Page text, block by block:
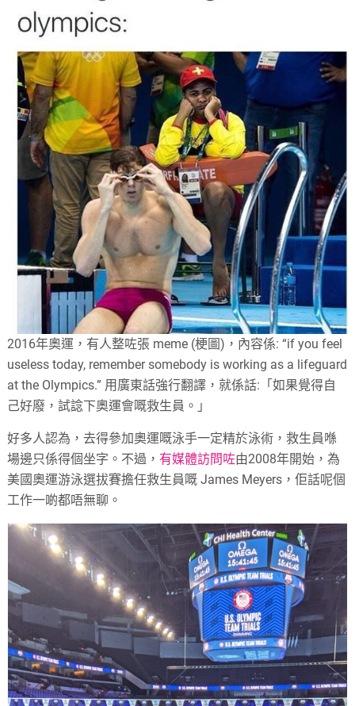
2016年奧運，有人整咗張 meme (梗圖)，內容係: “if you feel
useless today, remember somebody is working as a lifeguard
at the Olympics.” 用廣東話強行翻譯，就係話:「如果覺得自
己好廢，試諗下奧運會嘅救生員。」
好多人認為，去得參加奧運嘅泳手一定精於泳術，救生員喺
場邊只係得個坐字。不過，有媒體訪問咗由2008年開始，為
美國奧運游泳選拔賽擔任救生員嘅 James Meyers，佢話呢個
工作一啲都唔無聊。